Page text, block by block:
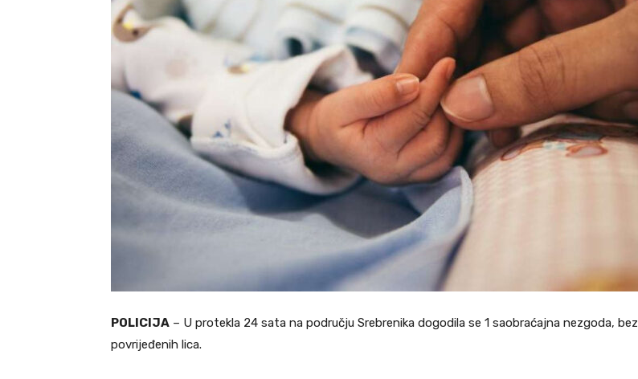
POLICIJA – U protekla 24 sata na području Srebrenika dogodila se 1 saobraćajna nezgoda, bez
povrijeđenih lica.